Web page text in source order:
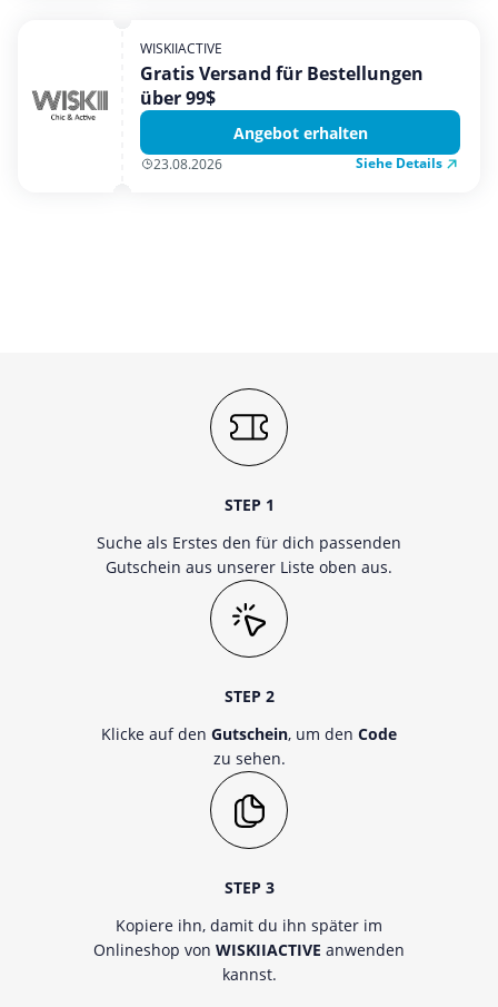
WISKIIACTIVE
Gratis Versand für Bestellungen
über 99$
Angebot erhalten
23.08.2026 Siehe Details
STEP 1
Suche als Erstes den für dich passenden
Gutschein aus unserer Liste oben aus.
STEP 2
Klicke auf den Gutschein, um den Code
zu sehen.
STEP 3
Kopiere ihn, damit du ihn später im
Onlineshop von WISKIIACTIVE anwenden
kannst.